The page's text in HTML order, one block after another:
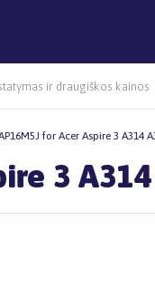
ir draugiškos kainos
for Acer Aspire 3 A314
3